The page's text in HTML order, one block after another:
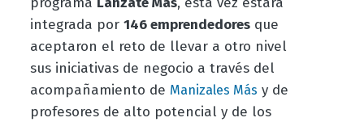
integrada por 146 emprendedoresque
aceptaron el reto de llevar a otro nivel
sus iniciativas de negocio a través del
acompañamiento de Manizales Más y de
profesores de alto potencial y de los